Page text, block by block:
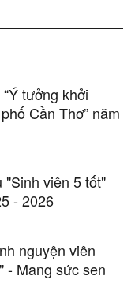
tưởng khởi
Cần Thơ” năm
"Sinh viên 5 tốt"
- 2026
nguyện viên
- Mang sức sen